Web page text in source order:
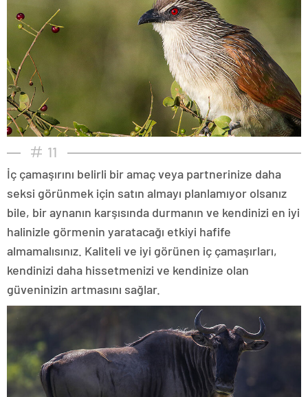
11
İç çamaşırını belirli bir amaç veya partnerinize daha
seksi görünmek için satın almayı planlamıyor olsanız
bile, bir aynanın karşısında durmanın ve kendinizi en iyi
halinizle görmenin yaratacağı etkiyi hafife
almamalısınız. Kaliteli ve iyi görünen iç çamaşırları,
kendinizi daha hissetmenizi ve kendinize olan
güveninizin artmasını sağlar.